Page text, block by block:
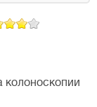
колоноскопии